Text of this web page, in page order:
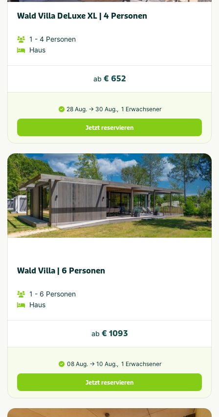
Wald Villa DeLuxe XL | 4 Personen
1 - 4 Personen
Haus
ab € 652
28 Aug. → 30 Aug., 1 Erwachsener
Jetzt reservieren
Wald Villa | 6 Personen
1 - 6 Personen
Haus
ab € 1093
08 Aug. → 10 Aug., 1 Erwachsener
Jetzt reservieren